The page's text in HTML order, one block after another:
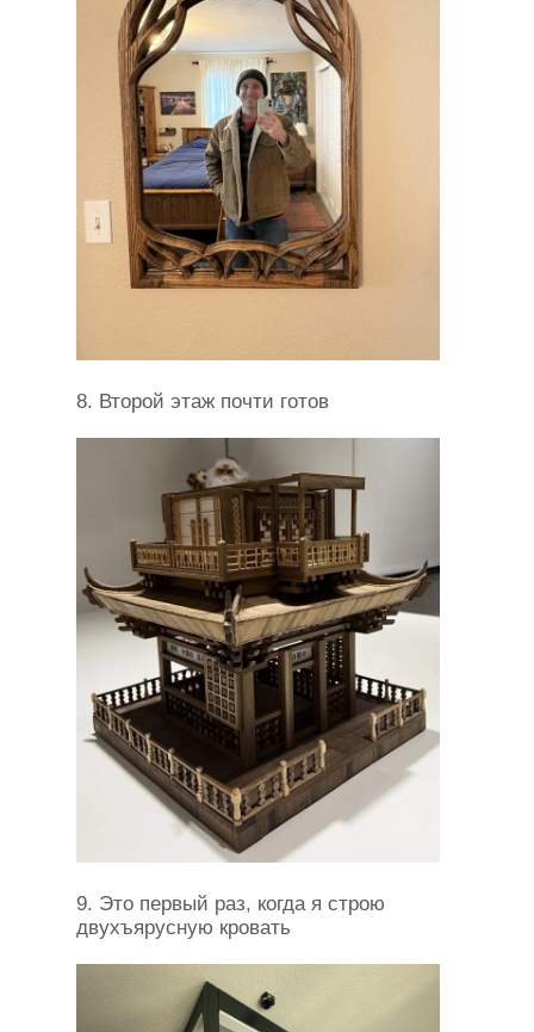
8. Второй этаж почти готов
9. Это первый раз, когда я строю
двухъярусную кровать